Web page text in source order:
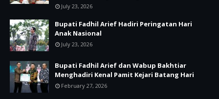
July 23, 2026
Bupati Fadhil Arief Hadiri Peringatan Hari
Anak Nasional
July 23, 2026
Bupati Fadhil Arief dan Wabup Bakhtiar
Menghadiri Kenal Pamit Kejari Batang Hari
February 27, 2026